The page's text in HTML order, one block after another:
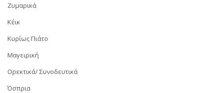
Ζυμαρικά
Κέικ
Κυρίως Πιάτο
Μαγειρική
Ορεκτικά/ Συνοδευτικά
Όσπρια